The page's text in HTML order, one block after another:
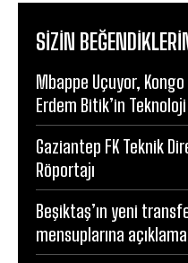
SIZIN
Mbappe Uçuyor,
Erdem Bitik’in
Gaziantep FK Teknik
Röportajı
Beşiktaş’ın yeni
mensuplarına